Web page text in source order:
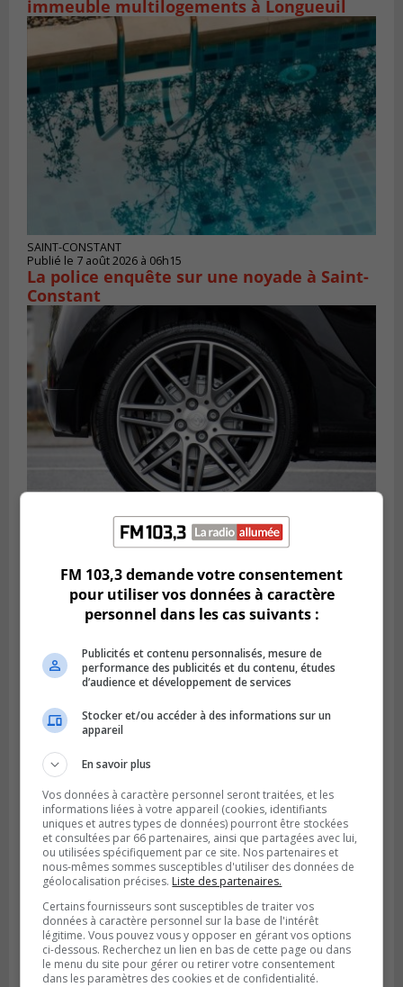
immeuble multilogements à Longueuil
SAINT-CONSTANT
Publié le 7 août 2026 à 06h15
La police enquête sur une noyade à Saint-
Constant
Publié le 6 août 2026 à 11h58
Des jeunes ciblent la Montérégie pour
le Défi écrou de roue
Publié le 6 août 2026 à 05h39
La grenade du camping du lac Cristal était
inoffensive
FM 103,3 demande votre consentement
pour utiliser vos données à caractère
personnel dans les cas suivants :
Publicités et contenu personnalisés, mesure de
performance des publicités et du contenu, études
d’audience et développement de services
Stocker et/ou accéder à des informations sur un
appareil
En savoir plus
Vos données à caractère personnel seront traitées, et les
informations liées à votre appareil (cookies, identifiants
uniques et autres types de données) pourront être stockées
et consultées par 66 partenaires, ainsi que partagées avec lui,
ou utilisées spécifiquement par ce site. Nos partenaires et
nous-mêmes sommes susceptibles d'utiliser des données de
géolocalisation précises. Liste des partenaires.
Certains fournisseurs sont susceptibles de traiter vos
données à caractère personnel sur la base de l'intérêt
légitime. Vous pouvez vous y opposer en gérant vos options
ci-dessous. Recherchez un lien en bas de cette page ou dans
le menu du site pour gérer ou retirer votre consentement
dans les paramètres des cookies et de confidentialité.